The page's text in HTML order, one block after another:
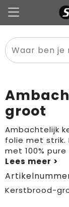
Alle
Snoep
Promo
Pennen
Papier
Flessen
Glazen en
Merken
Meest
Sportkleding
Overig
Sport & vrije
Rugzakken
groot
Ambachtelijk
folie met strik.
met 100%
Kerstbrood-